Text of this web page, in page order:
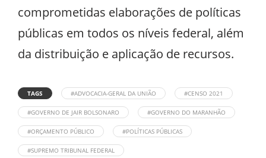
comprometidas elaborações de políticas
públicas em todos os níveis federal, além
da distribuição e aplicação de recursos.
TAGS #ADVOCACIA-GERAL DA UNIÃO #CENSO 2021
#GOVERNO DE JAIR BOLSONARO #GOVERNO DO MARANHÃO
#ORÇAMENTO PÚBLICO #POLÍTICAS PÚBLICAS
#SUPREMO TRIBUNAL FEDERAL